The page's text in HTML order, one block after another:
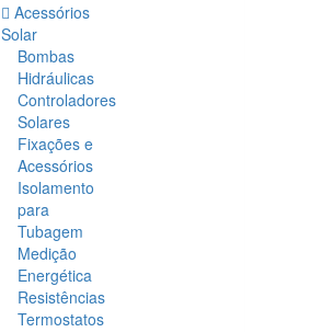
Acessórios
Solar
Bombas
Hidráulicas
Controladores
Solares
Fixações e
Acessórios
Isolamento
para
Tubagem
Medição
Energética
Resistências
Termostatos